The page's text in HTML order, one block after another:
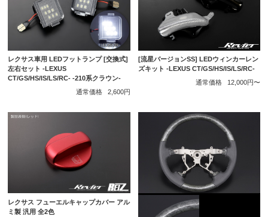
レクサス車用 LEDフットランプ [交換式]
左右セット -LEXUS
CT/GS/HS/IS/LS/RC- -210系クラウン-
通常価格
2,600円
[流星バージョンSS] LEDウィンカーレン
ズキット -LEXUS CT/GS/HS/IS/LS/RC-
通常価格
12,000円〜
レクサス フューエルキャップカバー アル
ミ製 汎用 全2色